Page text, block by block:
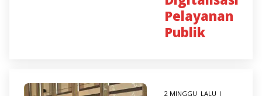
Pelayanan
Publik
2 MINGGU LALU |